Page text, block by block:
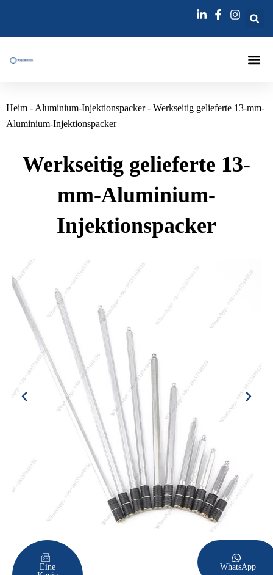
springen
Heim - Aluminium-Injektionspacker- Werkseitig gelieferte 13-mm-
Aluminium-Injektionspacker
Werkseitig gelieferte 13-
mm-Aluminium-
Injektionspacker
Eine
WhatsApp